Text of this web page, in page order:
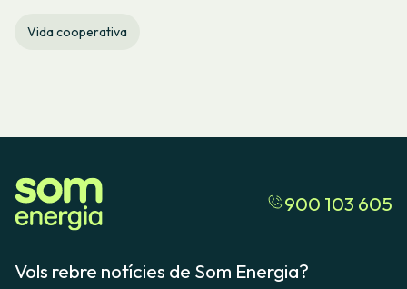
Vida cooperativa
900 103 605
Vols rebre notícies de Som Energia?